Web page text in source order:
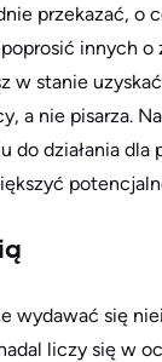
przekazać, o
innych o
w stanie
a nie pisarza.
do działania dla
wydawać się
liczy się w